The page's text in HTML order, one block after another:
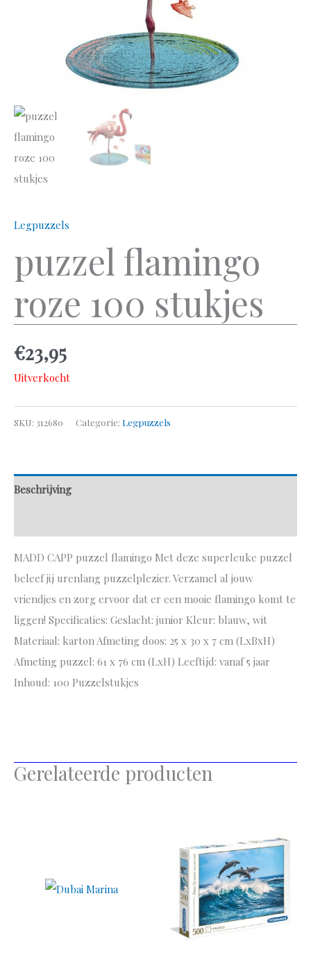
Legpuzzels
puzzel flamingo
roze 100 stukjes
€23,95
Uitverkocht
SKU: 312680 Categorie: Legpuzzels
Beschrijving
MADD CAPP puzzel flamingo Met deze superleuke puzzel
beleef jij urenlang puzzelplezier. Verzamel al jouw
vriendjes en zorg ervoor dat er een mooie flamingo komt te
liggen! Specificaties: Geslacht: junior Kleur: blauw, wit
Materiaal: karton Afmeting doos: 25 x 30 x 7 cm (LxBxH)
Afmeting puzzel: 61 x 76 cm (LxH) Leeftijd: vanaf 5 jaar
Inhoud: 100 Puzzelstukjes
Gerelateerde producten